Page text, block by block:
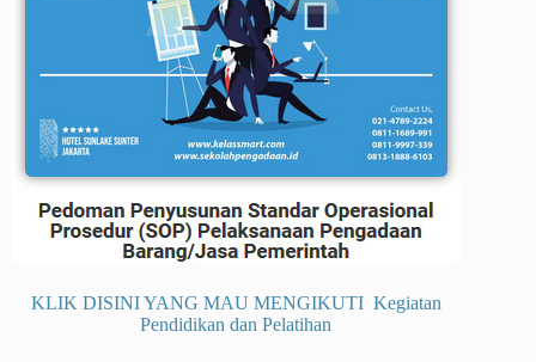
KLIK DISINI YANG MAU MENGIKUTI Kegiatan
Pendidikan dan Pelatihan